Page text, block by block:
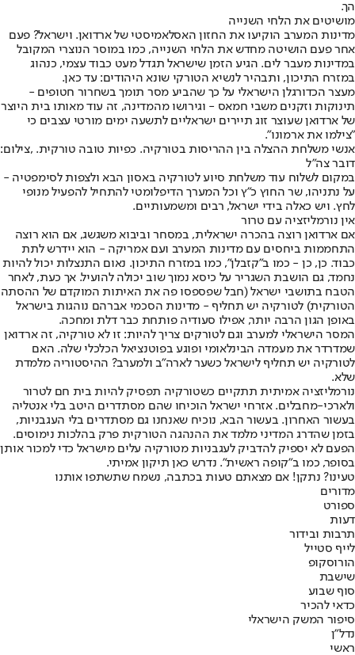
הך.
מושיטים את הלחי השנייה
מדינות המערב הוקיעו את החזון האסלאמיסטי של ארדואן. וישראל? פעם
אחר פעם הושיטה מחדש את הלחי השנייה, כמו במוסר הנוצרי המקובל
במדינות מעבר לים. הגיע הזמן שישראל תגדל מעט כבוד עצמי, כנהוג
במזרח התיכון, ותבהיר לנשיא הטורקי שונא היהודים: עד כאן.
מעצר הכדורגלן הישראלי על כך שהביע מסר תומך בשחרור חטופים -
תינוקות וזקנים משבי חמאס - וגירושו מהמדינה, זה עוד מאותו בית היוצר
של ארדואן שעוצר זוג תיירים ישראליים לתשעה ימים מורטי עצבים כי
"צילמו את ארמונו".
אנשי משלחת ההצלה בין ההריסות בטורקיה. כפיות טובה טורקית. ,צילום:
דובר צה"ל
במקום לשלוח עוד משלחת סיוע לטורקיה באסון הבא ולצפות לסימפטיה -
על נתניהו, שר החוץ כ"ץ וכל המערך הדיפלומטי להתחיל להפעיל מנופי
לחץ. ויש כאלה בידי ישראל, רבים ומשמעותיים.
אין נורמליזציה עם טרור
אם ארדואן רוצה בהכרה ישראלית, במסחר וביבוא משגשג, אם הוא רוצה
התחממות ביחסים עם מדינות המערב ועם אמריקה - הוא יידרש לתת
כבוד. כן, כן - כמו ב"קזבלן", כמו במזרח התיכון. נאום התנצלות יכול להיות
נחמד, גם הושבת השגריר על כיסא נמוך שוב יכולה להועיל. אך כעת, לאחר
הטבח בתושבי ישראל (חבל שפספסו פה את האיתות המוקדם של ההסתה
הטורקית) לטורקיה יש תחליף - מדינות הסכמי אברהם נוהגות בישראל
באופן הגון הרבה יותר, אפילו סעודיה פותחת כבר דלת ומחכה.
המסר הישראלי למערב וגם לטורקים צריך להיות: זו לא טורקיה, זה ארדואן
שמדרדר את מעמדה הבינלאומי ופוגע בפוטנציאל הכלכלי שלה. האם
לטורקיה יש תחליף לישראל כשער לארה"ב ולמערב? ההיסטוריה מלמדת
שלא.
נורמליזציה אמיתית תתקיים כשטורקיה תפסיק להיות בית חם לטרור
ולארכי-מחבלים. אזרחי ישראל הוכיחו שהם מסתדרים היטב בלי אנטליה
בעשור האחרון. בעשור הבא, נוכיח שאנחנו גם מסתדרים בלי העגבניות,
בזמן שהדרג המדיני מלמד את ההנהגה הטורקית פרק בהלכות נימוסים.
הפעם לא יספיק להדביק לעגבניות מטורקיה עלים מישראל כדי למכור אותן
בסופר, כמו ב"קופה ראשית". נדרש כאן תיקון אמיתי.
טעינו? נתקן! אם מצאתם טעות בכתבה, נשמח שתשתפו אותנו
מדורים
ספורט
דעות
תרבות ובידור
לייף סטייל
הורוסקופ
שישבת
סוף שבוע
כדאי להכיר
סיפור המשק הישראלי
נדל"ן
ראשי